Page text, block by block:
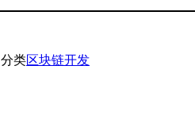
分类区块链开发